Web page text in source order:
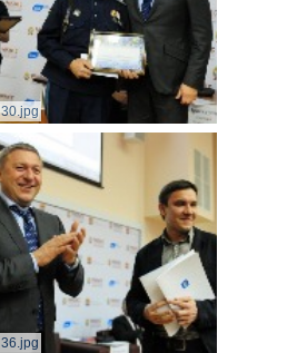
30.jpg
36.jpg